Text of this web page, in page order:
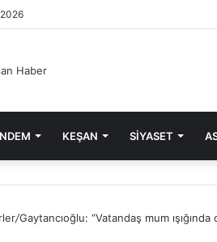
KEŞAN SIYASET
/Gaytancıoğlu: “Vatandaş mum ışığında